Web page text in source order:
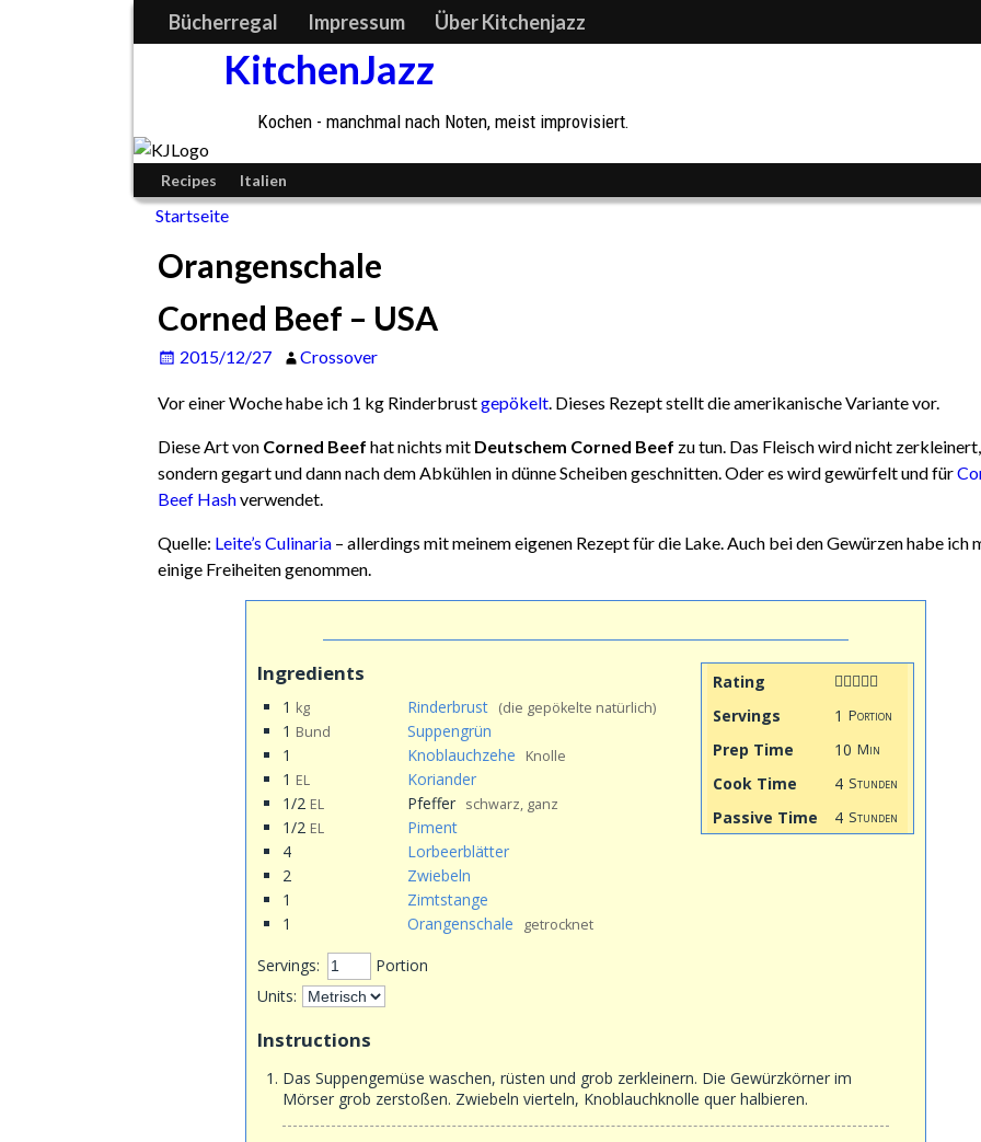
Bücherregal Impressum Über Kitchenjazz
KitchenJazz
Kochen - manchmal nach Noten, meist improvisiert.
Recipes Italien
Startseite
Orangenschale
Corned Beef – USA
2015/12/27 Crossover
Vor einer Woche habe ich 1 kg Rinderbrustgepökelt. Dieses Rezept stellt die amerikanische Variante vor.
Diese Art von Corned Beef hat nichts mit Deutschem Corned Beef zu tun. Das Fleisch wird nicht zerkleinert,
sondern gegart und dann nach dem Abkühlen in dünne Scheiben geschnitten. Oder es wird gewürfelt und für
Beef Hashverwendet.
Quelle: Leite’s Culinaria – allerdings mit meinem eigenen Rezept für die Lake. Auch bei den Gewürzen habe ich
einige Freiheiten genommen.
Ingredients
1 kg Rinderbrust (die gepökelte natürlich)
1 Bund
Suppengrün
1
Knoblauchzehe Knolle
1 EL
Koriander
1/2 EL Pfeffer schwarz, ganz
1/2 EL
Piment
4
Lorbeerblätter
2
Zwiebeln
1
Zimtstange
1
Orangenschale getrocknet
Servings:
Portion
Units:
Rating
Servings
1 Portion
Prep Time 10 Min
Cook Time 4 Stunden
Passive Time 4 Stunden
Instructions
Das Suppengemüse waschen, rüsten und grob zerkleinern. Die Gewürzkörner im
Mörser grob zerstoßen. Zwiebeln vierteln, Knoblauchknolle quer halbieren.